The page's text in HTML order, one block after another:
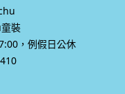
裝
，例假日公休